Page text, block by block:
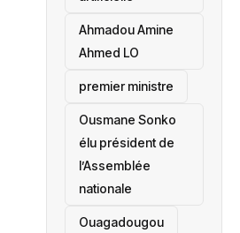
Ahmadou Amine
Ahmed LO
premier ministre
Ousmane Sonko
élu président de
l’Assemblée
nationale
‎Ouagadougou